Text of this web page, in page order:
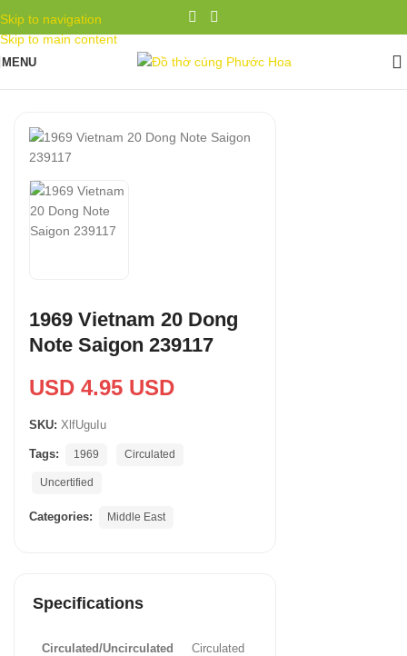
Skip to navigation
Skip to main content
MENU
1969 Vietnam 20 Dong
Note Saigon 239117
USD 4.95 USD
SKU: XlfUguIu
Tags: 1969 Circulated
Uncertified
Categories: Middle East
Specifications
Circulated/Uncirculated Circulated